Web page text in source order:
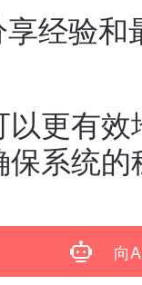
经验
更有
系统
向